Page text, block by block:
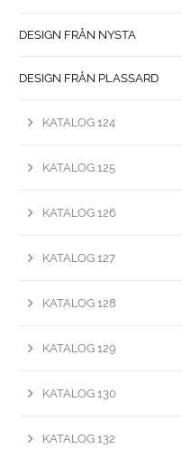
DESIGN FRÅN NYSTA
DESIGN FRÅN PLASSARD
KATALOG 124
KATALOG 125
KATALOG 126
KATALOG 127
KATALOG 128
KATALOG 129
KATALOG 130
KATALOG 132